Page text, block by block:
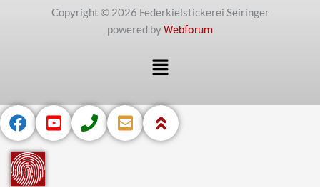
Copyright © 2026 Federkielstickerei Seiringer
powered byWebforum
Menü